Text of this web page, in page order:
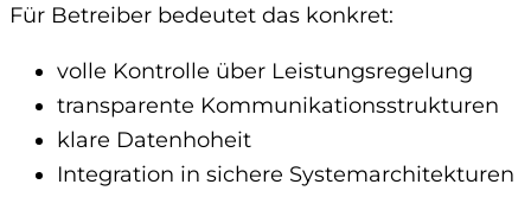
Für Betreiber bedeutet das konkret:
volle Kontrolle über Leistungsregelung
transparente Kommunikationsstrukturen
klare Datenhoheit
Integration in sichere Systemarchitekturen